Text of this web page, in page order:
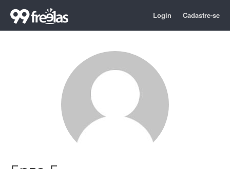
Login Cadastre-se